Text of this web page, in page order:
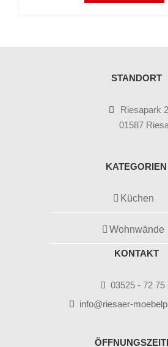
STANDORT
Riesapark 2
01587
KATEGORIEN
Küchen
Wohnwände
KONTAKT
03525 - 72 75
info@riesaer-